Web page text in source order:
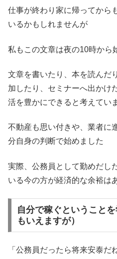
仕事が終わり家に帰ってから
いるかもしれませんが
私もこの文章は夜の10時から
文章を書いたり、本を読んだ
加したり、セミナーへ出かけ
活を豊かにできると考えてい
不動産も思い付きや、業者に
分自身の判断で始めました
実際、公務員として勤めだし
いる今の方が経済的な余裕は
自分で稼ぐということ
もいえますが）
「公務員だったら将来安泰だ